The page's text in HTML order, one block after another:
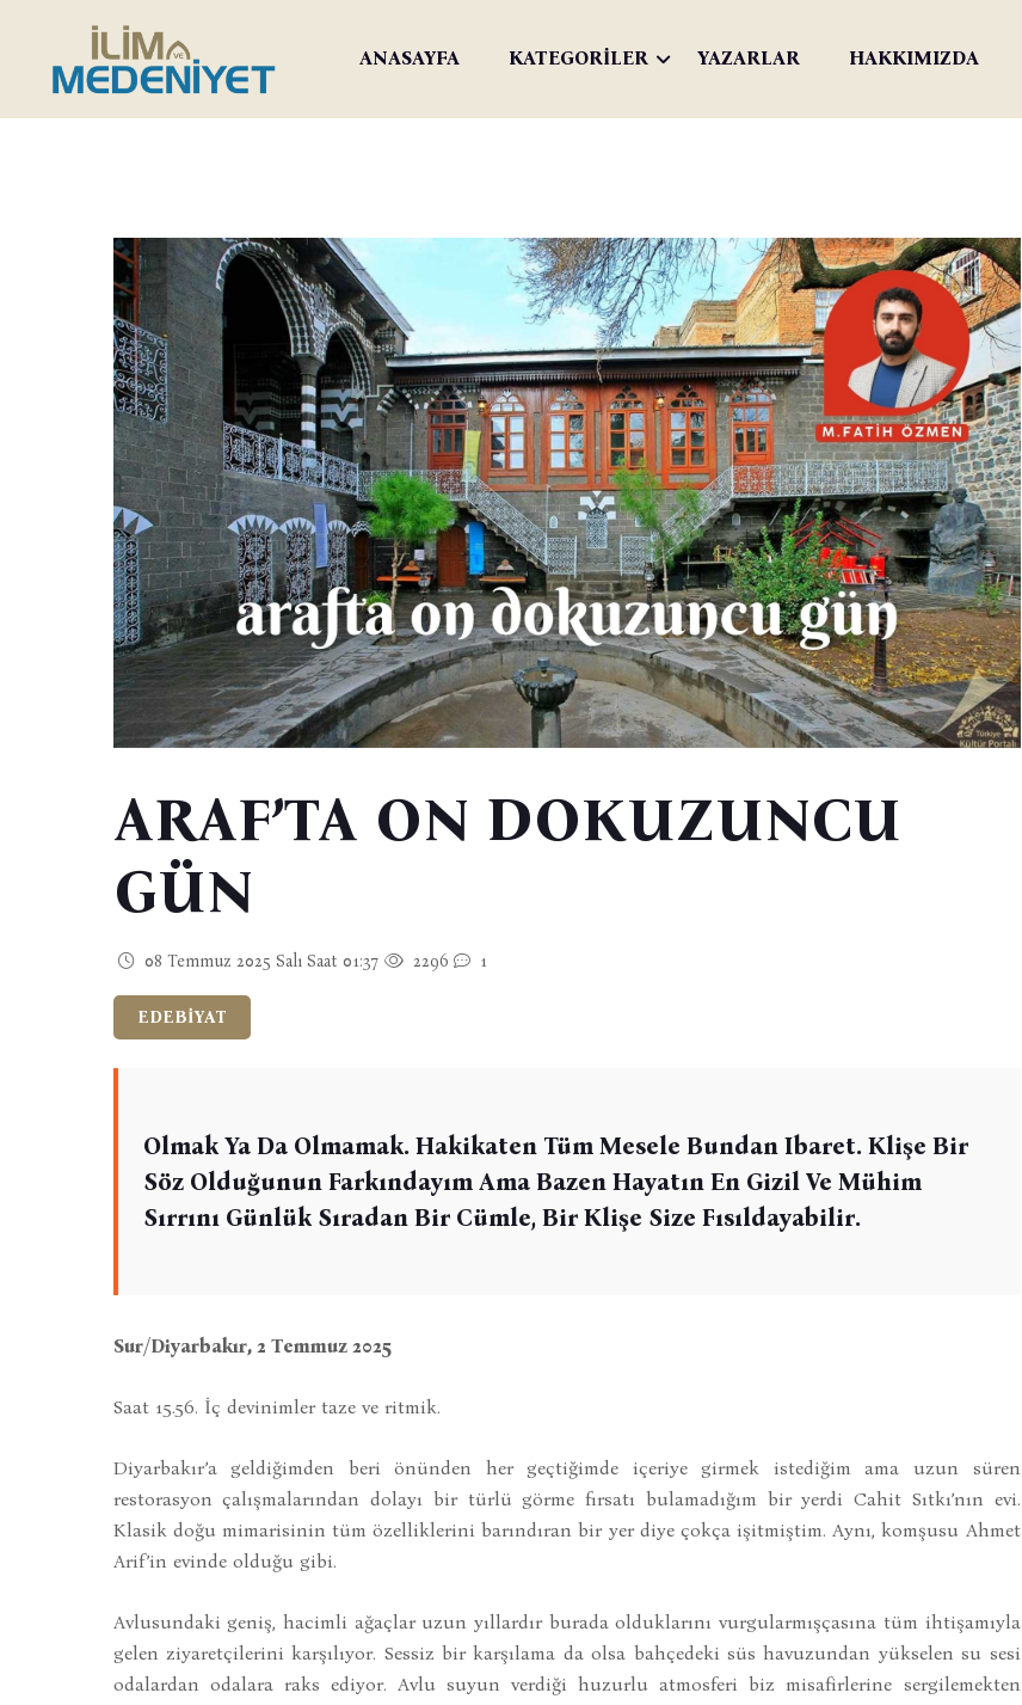
ANASAYFA KATEGORİLER YAZARLAR HAKKIMIZDA
ARAF’TA ON DOKUZUNCU
GÜN
08 Temmuz 2025 Salı Saat 01:37 2296 1
EDEBİYAT
Olmak Ya Da Olmamak. Hakikaten Tüm Mesele Bundan Ibaret. Klişe Bir
Söz Olduğunun Farkındayım Ama Bazen Hayatın En Gizil Ve Mühim
Sırrını Günlük Sıradan Bir Cümle, Bir Klişe Size Fısıldayabilir.
Sur/Diyarbakır, 2 Temmuz 2025
Saat 15.56. İç devinimler taze ve ritmik.
Diyarbakır’a geldiğimden beri önünden her geçtiğimde içeriye girmek istediğim ama uzun süren
restorasyon çalışmalarından dolayı bir türlü görme fırsatı bulamadığım bir yerdi Cahit Sıtkı’nın evi.
Klasik doğu mimarisinin tüm özelliklerini barındıran bir yer diye çokça işitmiştim. Aynı, komşusu Ahmet
Arif’in evinde olduğu gibi.
Avlusundaki geniş, hacimli ağaçlar uzun yıllardır burada olduklarını vurgularmışçasına tüm ihtişamıyla
gelen ziyaretçilerini karşılıyor. Sessiz bir karşılama da olsa bahçedeki süs havuzundan yükselen su sesi
odalardan odalara raks ediyor. Avlu suyun verdiği huzurlu atmosferi biz misafirlerine sergilemekten